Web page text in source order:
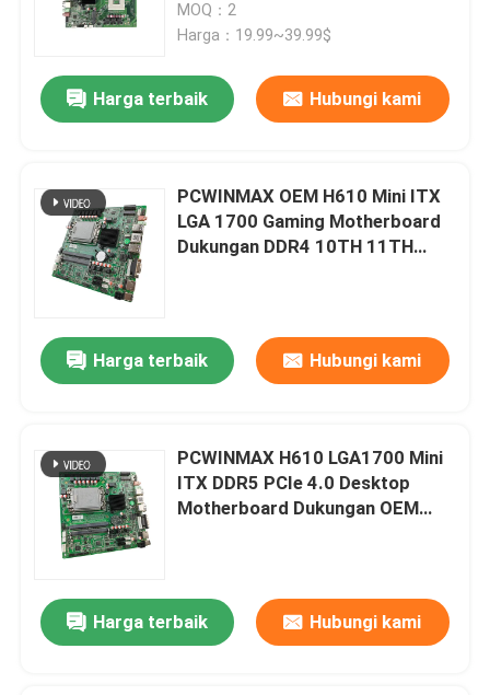
MOQ：2
Harga：19.99~39.99$
Harga terbaik Hubungi kami
PCWINMAX OEM H610 Mini ITX
LGA 1700 Gaming Motherboard
Dukungan DDR4 10TH 11TH
Harga terbaik Hubungi kami
PCWINMAX H610 LGA1700 Mini
ITX DDR5 PCIe 4.0 Desktop
Motherboard Dukungan OEM
Harga terbaik Hubungi kami